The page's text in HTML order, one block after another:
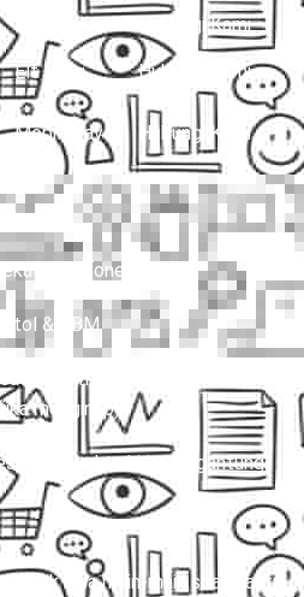
Hubungi Kami
Hiace Hubungi Kami
Elf Long Hubungi Kami
Mobil Travel Hubungi Kami
jalan (one way).
tol & BBM.
termasuk, tapi belum
menginap).
waktu kirim tergantung